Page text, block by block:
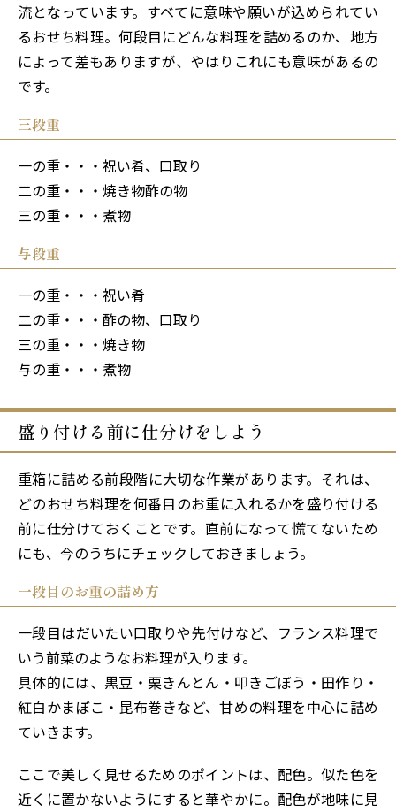
流となっています。すべてに意味や願いが込められてい
るおせち料理。何段目にどんな料理を詰めるのか、地方
によって差もありますが、やはりこれにも意味があるの
です。
三段重
一の重・・・祝い肴、口取り
二の重・・・焼き物酢の物
三の重・・・煮物
与段重
一の重・・・祝い肴
二の重・・・酢の物、口取り
三の重・・・焼き物
与の重・・・煮物
盛り付ける前に仕分けをしよう
重箱に詰める前段階に大切な作業があります。それは、
どのおせち料理を何番目のお重に入れるかを盛り付ける
前に仕分けておくことです。直前になって慌てないため
にも、今のうちにチェックしておきましょう。
一段目のお重の詰め方
一段目はだいたい口取りや先付けなど、フランス料理で
いう前菜のようなお料理が入ります。
具体的には、黒豆・栗きんとん・叩きごぼう・田作り・
紅白かまぼこ・昆布巻きなど、甘めの料理を中心に詰め
ていきます。
ここで美しく見せるためのポイントは、配色。似た色を
近くに置かないようにすると華やかに。配色が地味に見